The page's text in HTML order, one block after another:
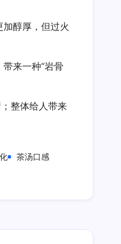
加醇厚，但过火
来一种“岩骨
整体给人带来
茶汤口感